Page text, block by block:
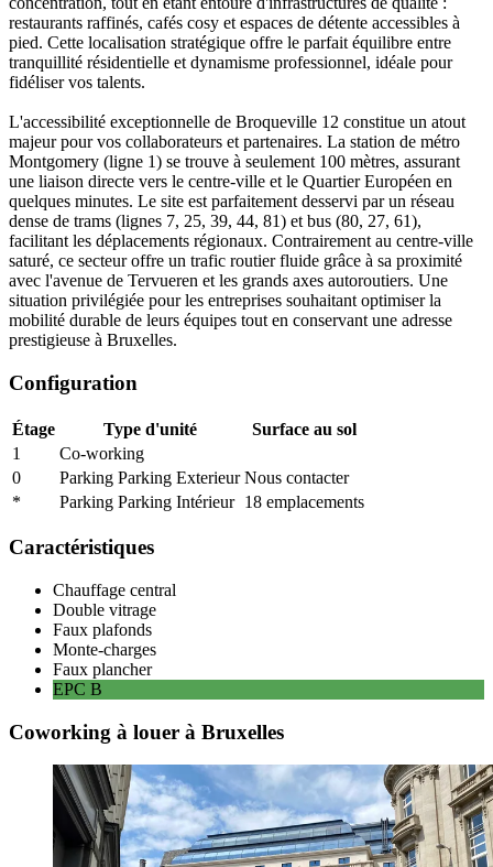
restaurants raffinés, cafés cosy et espaces de détente accessibles à
pied. Cette localisation stratégique offre le parfait équilibre entre
tranquillité résidentielle et dynamisme professionnel, idéale pour
fidéliser vos talents.
L'accessibilité exceptionnelle de Broqueville 12 constitue un atout
majeur pour vos collaborateurs et partenaires. La station de métro
Montgomery (ligne 1) se trouve à seulement 100 mètres, assurant
une liaison directe vers le centre-ville et le Quartier Européen en
quelques minutes. Le site est parfaitement desservi par un réseau
dense de trams (lignes 7, 25, 39, 44, 81) et bus (80, 27, 61),
facilitant les déplacements régionaux. Contrairement au centre-ville
saturé, ce secteur offre un trafic routier fluide grâce à sa proximité
avec l'avenue de Tervueren et les grands axes autoroutiers. Une
situation privilégiée pour les entreprises souhaitant optimiser la
mobilité durable de leurs équipes tout en conservant une adresse
prestigieuse à Bruxelles.
Configuration
Étage Type d'unité
Surface au sol
1
Co-working
0
Parking Parking Exterieur Nous contacter
*
Parking Parking Intérieur 18 emplacements
Caractéristiques
Chauffage central
Double vitrage
Faux plafonds
Monte-charges
Faux plancher
EPC B
Coworking à louer à Bruxelles